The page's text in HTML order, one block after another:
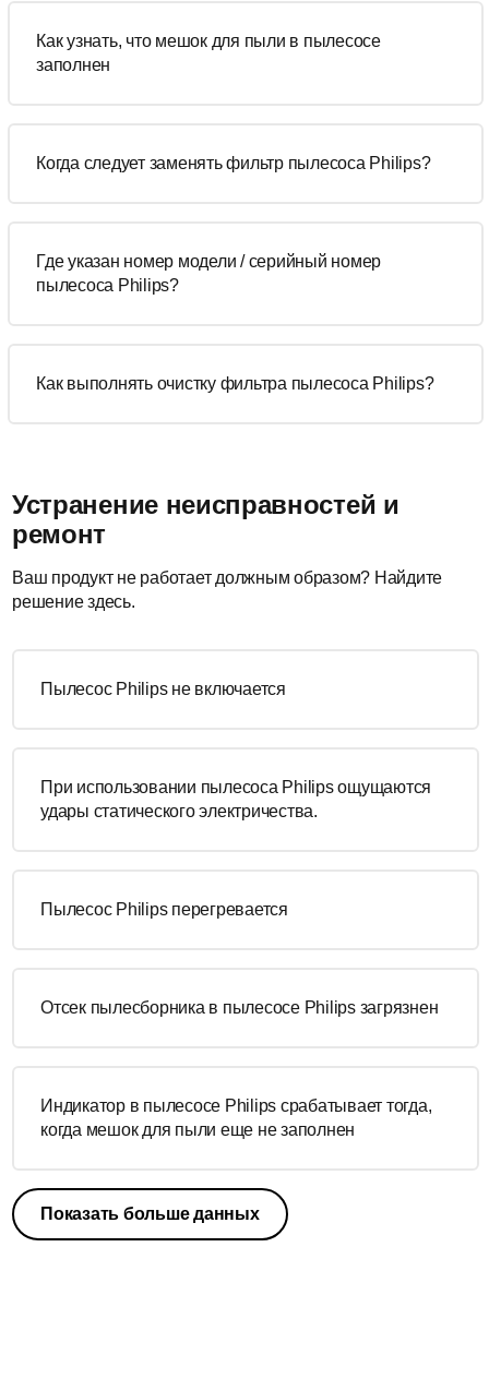
Как узнать, что мешок для пыли в пылесосе
заполнен
Когда следует заменять фильтр пылесоса Philips?
Где указан номер модели / серийный номер
пылесоса Philips?
Как выполнять очистку фильтра пылесоса Philips?
Устранение неисправностей и
ремонт
Ваш продукт не работает должным образом? Найдите
решение здесь.
Пылесос Philips не включается
При использовании пылесоса Philips ощущаются
удары статического электричества.
Пылесос Philips перегревается
Отсек пылесборника в пылесосе Philips загрязнен
Индикатор в пылесосе Philips срабатывает тогда,
когда мешок для пыли еще не заполнен
Показать больше данных